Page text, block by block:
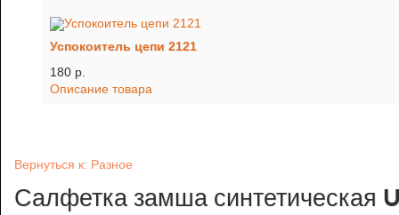
Успокоитель цепи 2121
180 p.
Описание товара
Вернуться к: Разное
Салфетка замша синтетическая